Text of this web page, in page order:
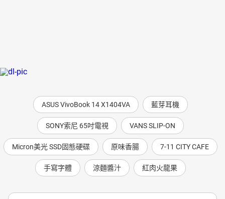
ASUS VivoBook 14 X1404VA 藍芽耳機
SONY索尼 65吋電視 VANS SLIP-ON
Micron美光 SSD固態硬碟 原味香腸 7-11 CITY CAFE
手寫字體 涼麵醬汁 紅肉火龍果